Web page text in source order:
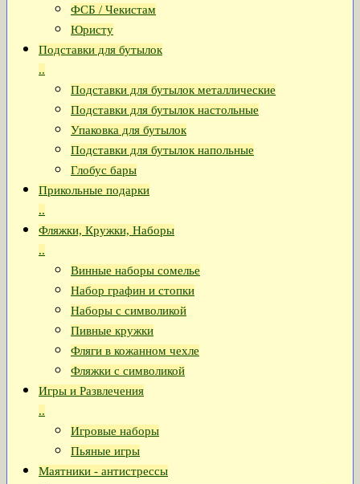
ФСБ / Чекистам
Юристу
Подставки для бутылок
..
Подставки для бутылок металлические
Подставки для бутылок настольные
Упаковка для бутылок
Подставки для бутылок напольные
Глобус бары
Прикольные подарки
..
Фляжки, Кружки, Наборы
..
Винные наборы сомелье
Набор графин и стопки
Наборы с символикой
Пивные кружки
Фляги в кожанном чехле
Фляжки с символикой
Игры и Развлечения
..
Игровые наборы
Пьяные игры
Маятники - антистрессы